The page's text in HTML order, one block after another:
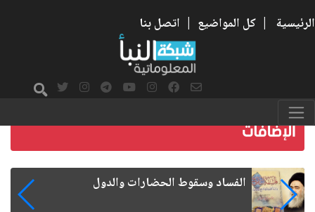
الرئيسية | كل المواضيع | اتصل بنا
رواتب الموظفين على صفيح